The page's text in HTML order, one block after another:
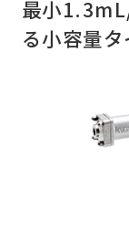
最小
る小容量